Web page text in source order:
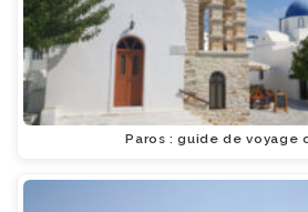
Paros : guide de voyage